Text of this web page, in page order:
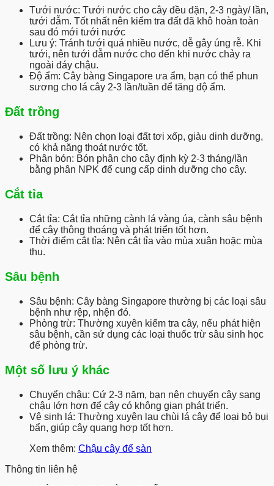
Tưới nước: Tưới nước cho cây đều đặn, 2-3 ngày/ lần,
tưới đẫm. Tốt nhất nên kiểm tra đất đã khô hoàn toàn
sau đó mới tưới nước
Lưu ý: Tránh tưới quá nhiều nước, dễ gây úng rễ. Khi
tưới, nên tưới đẫm nước cho đến khi nước chảy ra
ngoài đáy chậu.
Độ ẩm: Cây bàng Singapore ưa ẩm, bạn có thể phun
sương cho lá cây 2-3 lần/tuần để tăng độ ẩm.
Đất trồng
Đất trồng: Nên chọn loại đất tơi xốp, giàu dinh dưỡng,
có khả năng thoát nước tốt.
Phân bón: Bón phân cho cây định kỳ 2-3 tháng/lần
bằng phân NPK để cung cấp dinh dưỡng cho cây.
Cắt tỉa
Cắt tỉa: Cắt tỉa những cành lá vàng úa, cành sâu bệnh
để cây thông thoáng và phát triển tốt hơn.
Thời điểm cắt tỉa: Nên cắt tỉa vào mùa xuân hoặc mùa
thu.
Sâu bệnh
Sâu bệnh: Cây bàng Singapore thường bị các loại sâu
bệnh như rệp, nhện đỏ.
Phòng trừ: Thường xuyên kiểm tra cây, nếu phát hiện
sâu bệnh, cần sử dụng các loại thuốc trừ sâu sinh học
để phòng trừ.
Một số lưu ý khác
Chuyển chậu: Cứ 2-3 năm, bạn nên chuyển cây sang
chậu lớn hơn để cây có không gian phát triển.
Vệ sinh lá: Thường xuyên lau chùi lá cây để loại bỏ bụi
bẩn, giúp cây quang hợp tốt hơn.
Xem thêm: Chậu cây để sàn
Thông tin liên hệ